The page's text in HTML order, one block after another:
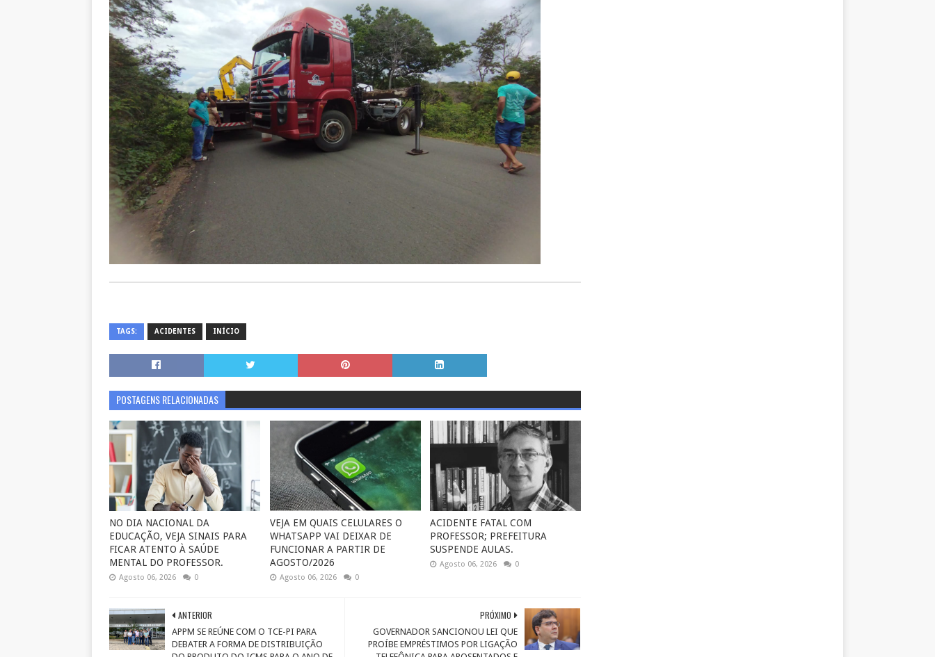
TAGS: ACIDENTES INÍCIO
POSTAGENS RELACIONADAS
NO DIA NACIONAL DA
EDUCAÇÃO, VEJA SINAIS PARA
FICAR ATENTO À SAÚDE
MENTAL DO PROFESSOR.
Agosto 06, 2026 0
VEJA EM QUAIS CELULARES O
WHATSAPP VAI DEIXAR DE
FUNCIONAR A PARTIR DE
AGOSTO/2026
Agosto 06, 2026 0
ACIDENTE FATAL COM
PROFESSOR; PREFEITURA
SUSPENDE AULAS.
Agosto 06, 2026 0
PRÓXIMO
GOVERNADOR SANCIONOU LEI QUE
PROÍBE EMPRÉSTIMOS POR LIGAÇÃO
ANTERIOR
APPM SE REÚNE COM O TCE-PI PARA
DEBATER A FORMA DE DISTRIBUIÇÃO